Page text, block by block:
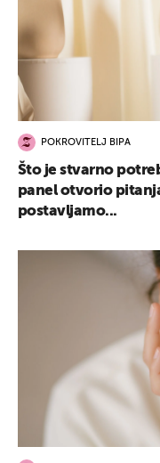
POKROVITELJ BIPA
Što je stvarno
panel otvorio
postavljamo...